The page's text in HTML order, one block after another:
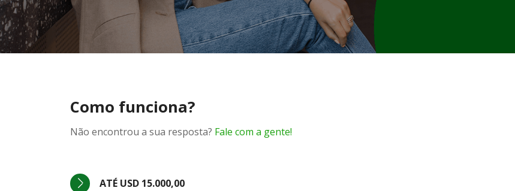
Como funciona?
Não encontrou a sua resposta? Fale com a gente!
ATÉ USD 15.000,00